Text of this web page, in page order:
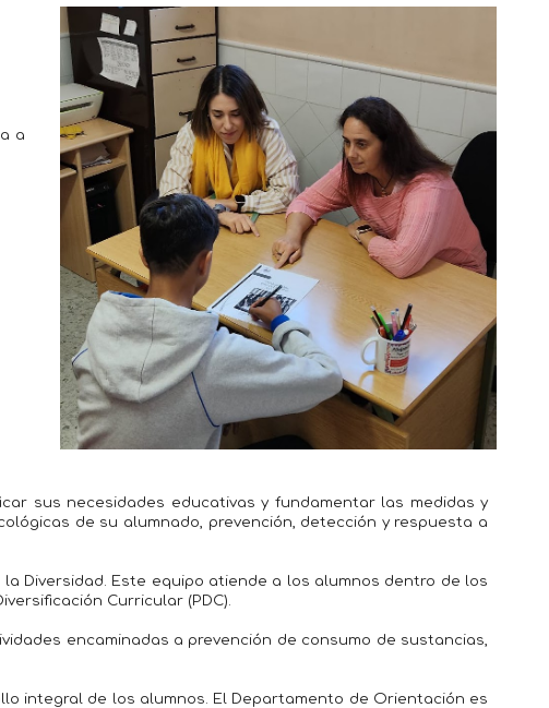
a
sus necesidades educativas y fundamentar las medidas y
de su alumnado, prevención, detección y respuesta a
Diversidad. Este equipo atiende a los alumnos dentro de los
Curricular (PDC).
encaminadas a prevención de consumo de sustancias,
integral de los alumnos. El Departamento de Orientación es